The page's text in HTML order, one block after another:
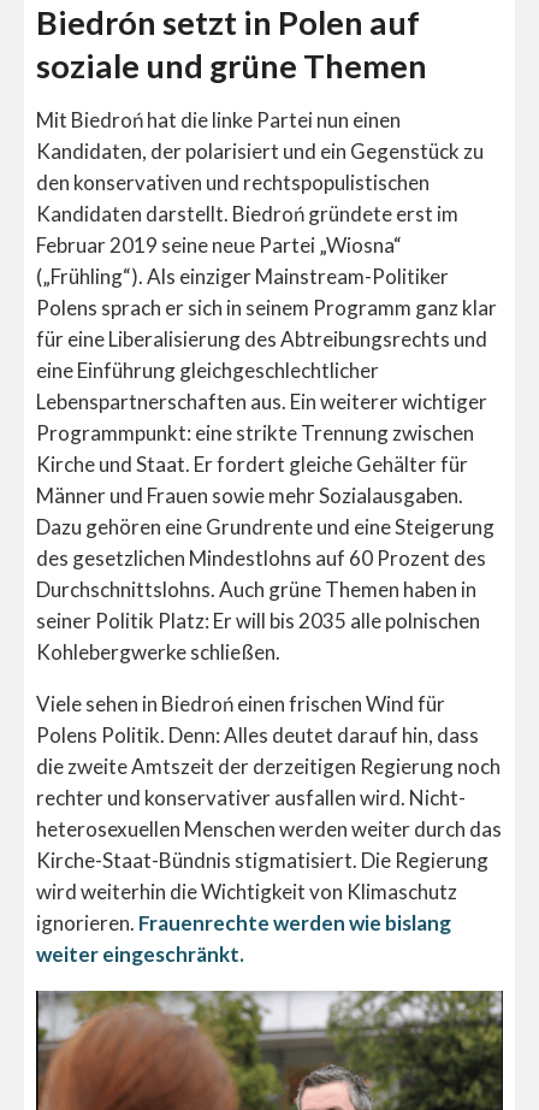
Biedrón setzt in Polen auf
soziale und grüne Themen
Mit Biedroń hat die linke Partei nun einen
Kandidaten, der polarisiert und ein Gegenstück zu
den konservativen und rechtspopulistischen
Kandidaten darstellt. Biedroń gründete erst im
Februar 2019 seine neue Partei „Wiosna“
(„Frühling“). Als einziger Mainstream-Politiker
Polens sprach er sich in seinem Programm ganz klar
für eine Liberalisierung des Abtreibungsrechts und
eine Einführung gleichgeschlechtlicher
Lebenspartnerschaften aus. Ein weiterer wichtiger
Programmpunkt: eine strikte Trennung zwischen
Kirche und Staat. Er fordert gleiche Gehälter für
Männer und Frauen sowie mehr Sozialausgaben.
Dazu gehören eine Grundrente und eine Steigerung
des gesetzlichen Mindestlohns auf 60 Prozent des
Durchschnittslohns. Auch grüne Themen haben in
seiner Politik Platz: Er will bis 2035 alle polnischen
Kohlebergwerke schließen.
Viele sehen in Biedroń einen frischen Wind für
Polens Politik. Denn: Alles deutet darauf hin, dass
die zweite Amtszeit der derzeitigen Regierung noch
rechter und konservativer ausfallen wird. Nicht-
heterosexuellen Menschen werden weiter durch das
Kirche-Staat-Bündnis stigmatisiert. Die Regierung
wird weiterhin die Wichtigkeit von Klimaschutz
ignorieren. Frauenrechte werden wie bislang
weiter eingeschränkt.